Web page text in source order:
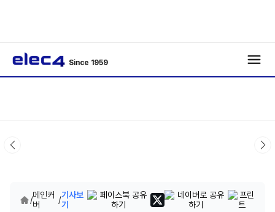
Since 1959
/메인커
버
/기사보
기